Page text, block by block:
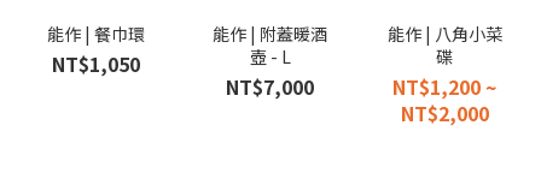
能作 | 餐巾環
NT$1,050
能作 | 附蓋暖酒
壺 - L
NT$7,000
能作 | 八角小菜
碟
NT$1,200 ~
NT$2,000